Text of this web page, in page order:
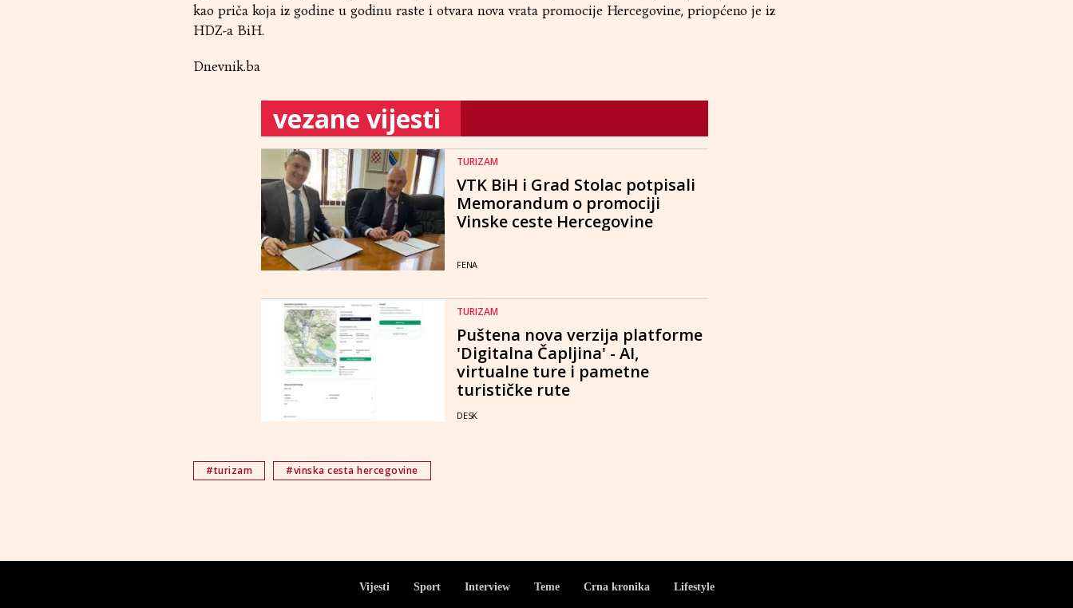
kao priča koja iz godine u godinu raste i otvara nova vrata promocije Hercegovine, priopćeno je iz
HDZ-a BiH.
Dnevnik.ba
vezane vijesti
TURIZAM
VTK BiH i Grad Stolac potpisali
Memorandum o promociji
Vinske ceste Hercegovine
FENA
TURIZAM
Puštena nova verzija platforme
'Digitalna Čapljina' - AI,
virtualne ture i pametne
turističke rute
DESK
#turizam #vinska cesta hercegovine
Vijesti Sport Interview Teme Crna kronika Lifestyle